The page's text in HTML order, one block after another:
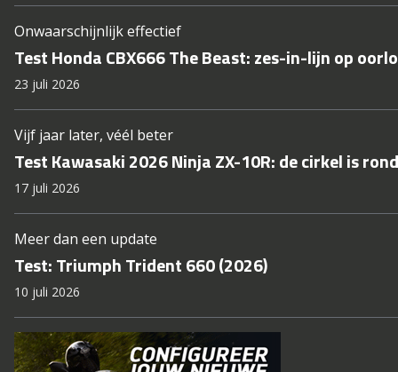
Onwaarschijnlijk effectief
Test Honda CBX666 The Beast: zes-in-lijn op
23 juli 2026
Vijf jaar later, véél beter
Test Kawasaki 2026 Ninja ZX-10R: de cirkel is rond
17 juli 2026
Meer dan een update
Test: Triumph Trident 660 (2026)
10 juli 2026